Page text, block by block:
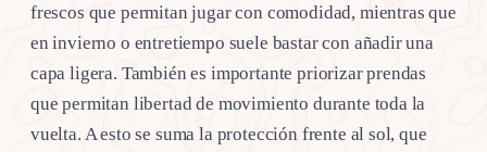
frescos que permitan jugar con comodidad, mientras que
en invierno o entretiempo suele bastar con añadir una
capa ligera. También es importante priorizar prendas
que permitan libertad de movimiento durante toda la
vuelta. A esto se suma la protección frente al sol, que